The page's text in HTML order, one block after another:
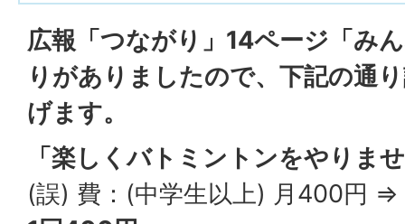
広報「つながり」14ページ「み
りがありましたので、下記の通
げます。
「楽しくバトミントンをやりま
(誤) 費：(中学生以上) 月400円 ⇒